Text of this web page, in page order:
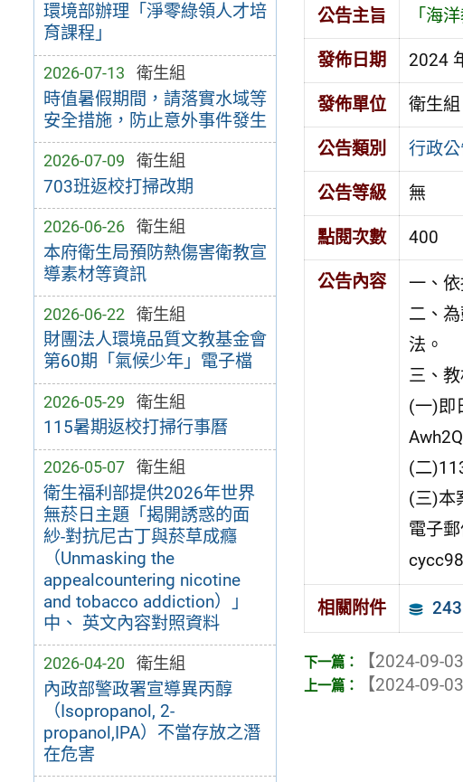
環境部辦理「淨零綠領人才培
育課程」
2026-07-13 衛生組
時值暑假期間，請落實水域等
安全措施，防止意外事件發生
2026-07-09 衛生組
703班返校打掃改期
2026-06-26 衛生組
本府衛生局預防熱傷害衛教宣
導素材等資訊
2026-06-22 衛生組
財團法人環境品質文教基金會
第60期「氣候少年」電子檔
2026-05-29 衛生組
115暑期返校打掃行事曆
2026-05-07 衛生組
衛生福利部提供2026年世界
無菸日主題「揭開誘惑的面
紗-對抗尼古丁與菸草成癮
（Unmasking the
appealcountering nicotine
and tobacco addiction）」
中、 英文內容對照資料
2026-04-20 衛生組
內政部警政署宣導異丙醇
（Isopropanol, 2-
propanol,IPA）不當存放之潛
在危害
公告主旨 「海
發佈日期 2024
發佈單位 衛生組
公告類別 行政
公告等級 無
點閱次數 400
公告內容
一、
二、
法。
三、
(一)即
(二
(三)本
電子郵
相關附件
【2024-09-03
【2024-09-03